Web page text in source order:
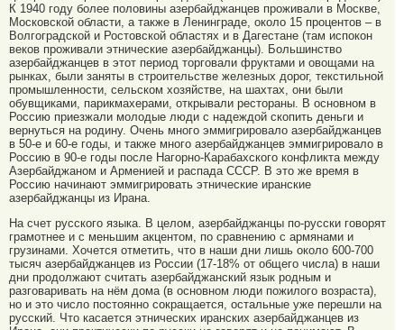
К 1940 году более половины азербайджанцев проживали в Москве,
Московской области, а также в Ленинграде, около 15 процентов – в
Волгоградской и Ростовской областях и в Дагестане (там испокон
веков проживали этнические азербайджанцы). Большинство
азербайджанцев в этот период торговали фруктами и овощами на
рынках, были заняты в строительстве железных дорог, текстильной
промышленности, сельском хозяйстве, на шахтах, они были
обувщиками, парикмахерами, открывали рестораны. В основном в
Россию приезжали молодые люди с надеждой скопить деньги и
вернуться на родину. Очень много эммигрировало азербайджанцев
в 50-е и 60-е годы, и также много азербайджанцев эммигрировало в
Россию в 90-е годы после Нагорно-Карабахского конфликта между
Азербайджаном и Арменией и распада СССР. В это же время в
Россию начинают эммигрировать этнические иранские
азербайджанцы из Ирана.
На счет русского языка. В целом, азербайджанцы по-русски говорят
грамотнее и с меньшим акцентом, по сравнению с армянами и
грузинами. Хочется отметить, что в наши дни лишь около 600-700
тысяч азербайджанцев из России (17-18% от общего числа) в наши
дни продолжают считать азербайджанский язык родным и
разговаривать на нём дома (в основном люди пожилого возраста),
но и это число постоянно сокращается, остальные уже перешли на
русский. Что касается этнических иранских азербайджанцев из